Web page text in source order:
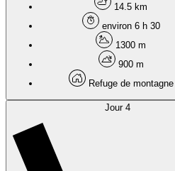
14.5 km
environ 6 h 30
1300 m
900 m
Refuge de montagne
Jour 4